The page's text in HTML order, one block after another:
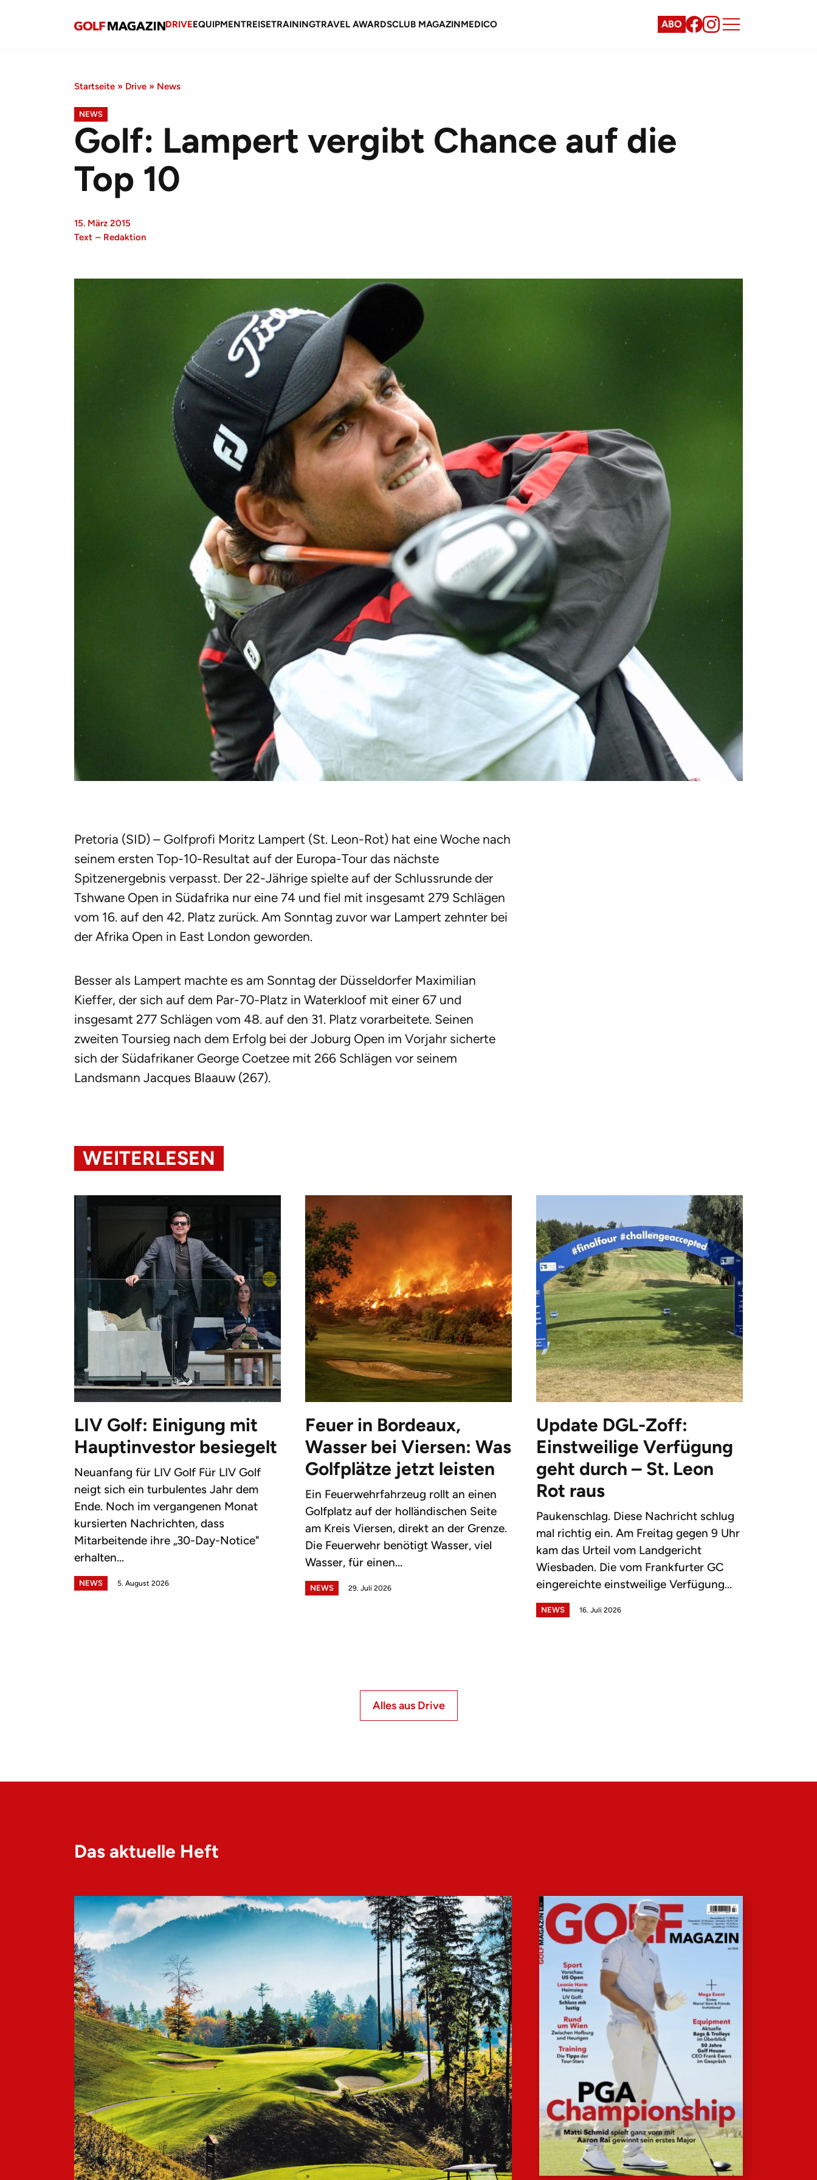
DRIVEEQUIPMENTREISETRAININGTRAVEL AWARDSCLUB MAGAZINMEDICO ABO
Startseite » Drive » News
NEWS
Golf: Lampert vergibt Chance auf die
Top 10
15. März 2015
Text – Redaktion
Pretoria (SID) – Golfprofi Moritz Lampert (St. Leon-Rot) hat eine Woche nach
seinem ersten Top-10-Resultat auf der Europa-Tour das nächste
Spitzenergebnis verpasst. Der 22-Jährige spielte auf der Schlussrunde der
Tshwane Open in Südafrika nur eine 74 und fiel mit insgesamt 279 Schlägen
vom 16. auf den 42. Platz zurück. Am Sonntag zuvor war Lampert zehnter bei
der Afrika Open in East London geworden.
Besser als Lampert machte es am Sonntag der Düsseldorfer Maximilian
Kieffer, der sich auf dem Par-70-Platz in Waterkloof mit einer 67 und
insgesamt 277 Schlägen vom 48. auf den 31. Platz vorarbeitete. Seinen
zweiten Toursieg nach dem Erfolg bei der Joburg Open im Vorjahr sicherte
sich der Südafrikaner George Coetzee mit 266 Schlägen vor seinem
Landsmann Jacques Blaauw (267).
WEITERLESEN
LIV Golf: Einigung mit
Hauptinvestor besiegelt
Neuanfang für LIV Golf Für LIV Golf
neigt sich ein turbulentes Jahr dem
Ende. Noch im vergangenen Monat
kursierten Nachrichten, dass
Mitarbeitende ihre „30-Day-Notice"
erhalten...
NEWS 5. August 2026
Feuer in Bordeaux,
Wasser bei Viersen: Was
Golfplätze jetzt leisten
Ein Feuerwehrfahrzeug rollt an einen
Golfplatz auf der holländischen Seite
am Kreis Viersen, direkt an der Grenze.
Die Feuerwehr benötigt Wasser, viel
Wasser, für einen...
NEWS 29. Juli 2026
Update DGL-Zoff:
Einstweilige Verfügung
geht durch – St. Leon
Rot raus
Paukenschlag. Diese Nachricht schlug
mal richtig ein. Am Freitag gegen 9 Uhr
kam das Urteil vom Landgericht
Wiesbaden. Die vom Frankfurter GC
eingereichte einstweilige Verfügung...
NEWS 16. Juli 2026
Alles aus Drive
Das aktuelle Heft